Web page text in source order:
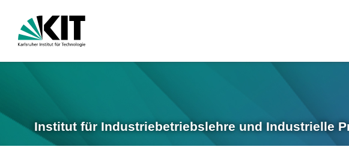
Institut für Industriebetriebslehre und Industrielle